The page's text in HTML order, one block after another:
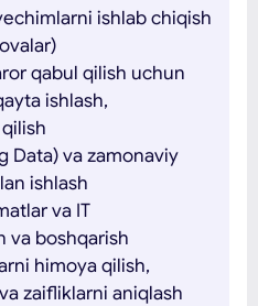
ishlab chiqish
qabul qilish uchun
ishlash,
Data) va zamonaviy
ishlash
va IT
va boshqarish
himoya qilish,
zaifliklarni aniqlash